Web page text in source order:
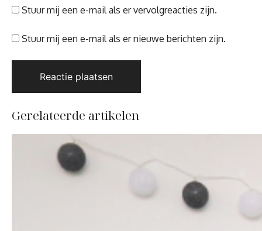
Stuur mij een e-mail als er vervolgreacties zijn.
Stuur mij een e-mail als er nieuwe berichten zijn.
Gerelateerde artikelen